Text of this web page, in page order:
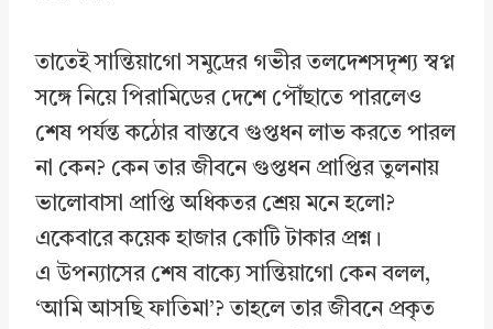
তাতেই সান্তিয়াগো সমুদ্রের গভীর তলদেশসদৃশ্য স্বপ্ন
সঙ্গে নিয়ে পিরামিডের দেশে পৌঁছাতে পারলেও
শেষ পর্যন্ত কঠোর বাস্তবে গুপ্তধন লাভ করতে পারল
না কেন? কেন তার জীবনে গুপ্তধন প্রাপ্তির তুলনায়
ভালোবাসা প্রাপ্তি অধিকতর শ্রেয় মনে হলো?
একেবারে কয়েক হাজার কোটি টাকার প্রশ্ন।
এ উপন্যাসের শেষ বাক্যে সান্তিয়াগো কেন বলল,
‘আমি আসছি ফাতিমা’? তাহলে তার জীবনে প্রকৃত